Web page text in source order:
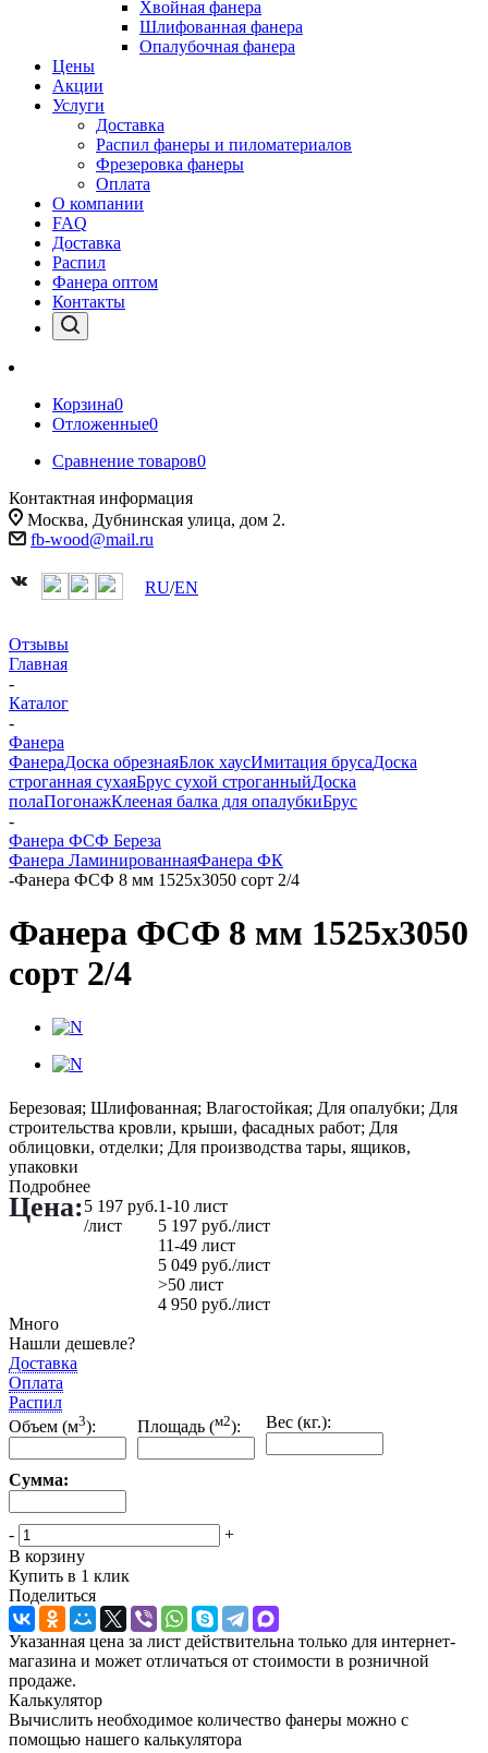
Хвойная фанера
Шлифованная фанера
Опалубочная фанера
Цены
Акции
Услуги
Доставка
Распил фанеры и пиломатериалов
Фрезеровка фанеры
Оплата
О компании
FAQ
Доставка
Распил
Фанера оптом
Контакты
Корзина0
Отложенные0
Сравнение товаров0
Контактная информация
Москва, Дубнинская улица, дом 2.
fb-wood@mail.ru
RU/EN
Отзывы
Главная
-
Каталог
-
Фанера
ФанераДоска обрезнаяБлок хаусИмитация брусаДоска
строганная сухаяБрус сухой строганныйДоска
полаПогонажКлееная балка для опалубкиБрус
-
Фанера ФСФ Береза
Фанера ЛаминированнаяФанера ФК
-Фанера ФСФ 8 мм 1525х3050 сорт 2/4
Фанера ФСФ 8 мм 1525х3050
сорт 2/4
Березовая; Шлифованная; Влагостойкая; Для опалубки; Для
строительства кровли, крыши, фасадных работ; Для
облицовки, отделки; Для производства тары, ящиков,
упаковки
Подробнее
Цена:5 197 руб.
/лист
1-10 лист
5 197 руб./лист
11-49 лист
5 049 руб./лист
>50 лист
4 950 руб./лист
Много
Нашли дешевле?
Доставка
Оплата
Распил
Объем (м3): Площадь (м2): Вес (кг.):
Сумма:
-
+
В корзину
Купить в 1 клик
Поделиться
Указанная цена за лист действительна только для интернет-
магазина и может отличаться от стоимости в розничной
продаже.
Калькулятор
Вычислить необходимое количество фанеры можно с
помощью нашего калькулятора